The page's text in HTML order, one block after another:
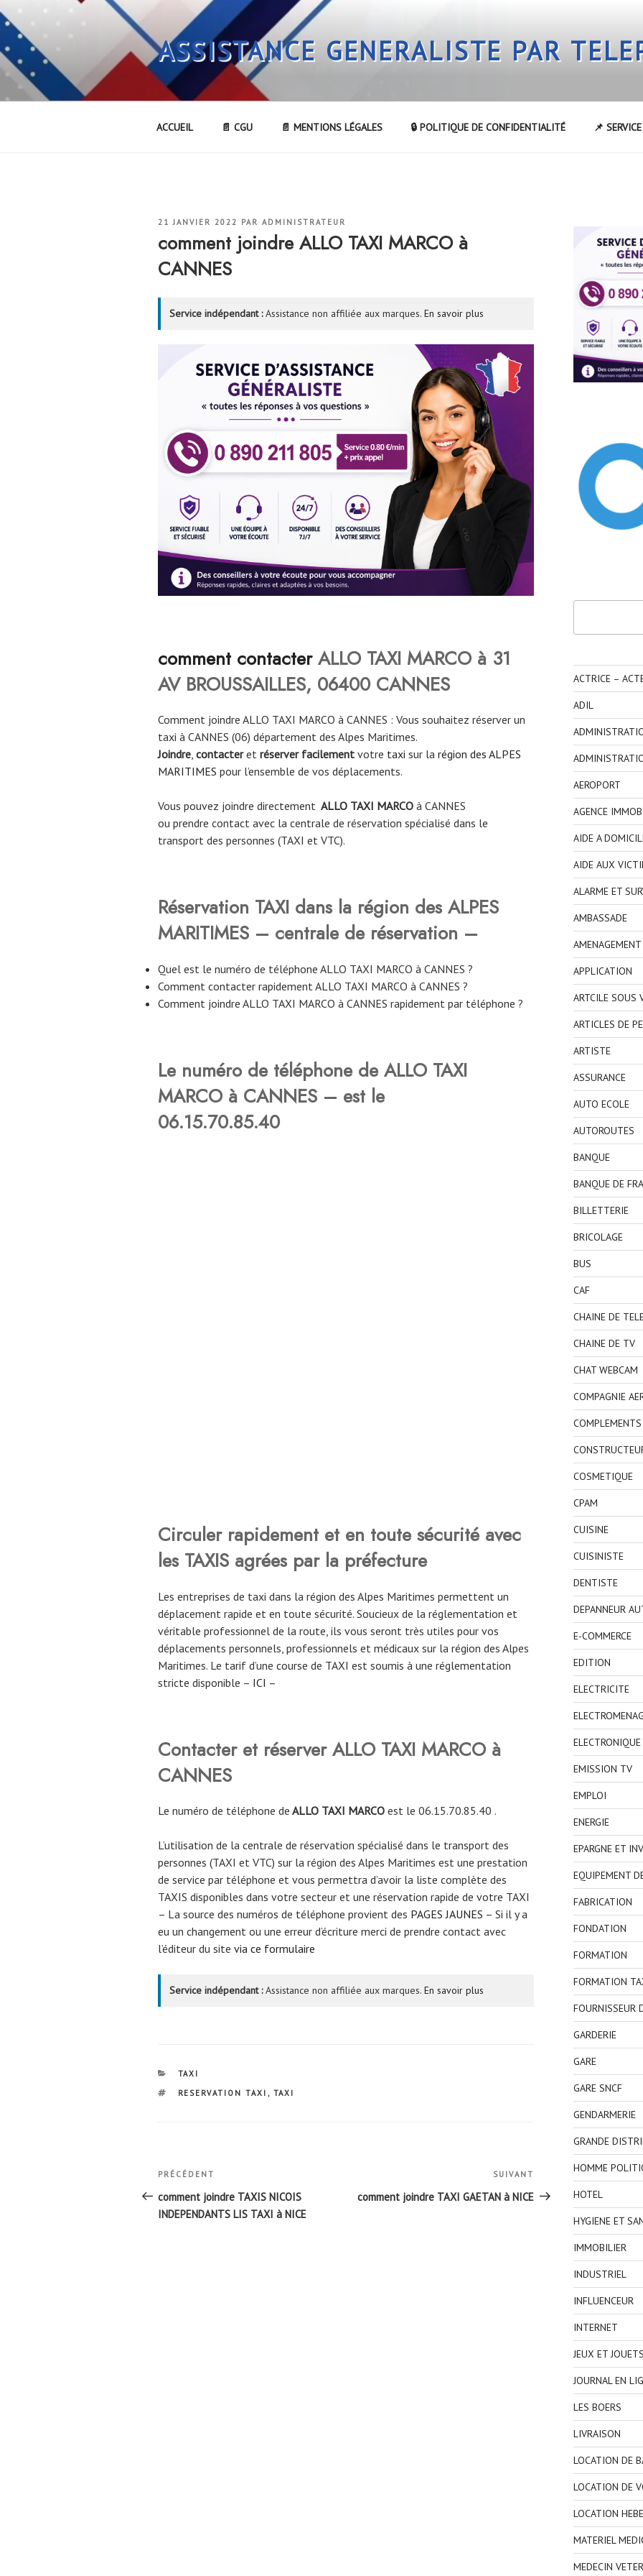
Aller
au
contenu
principal
ASSISTANCE GENERALISTE PAR
ACCUEIL 📄 CGU 📄 MENTIONS LÉGALES 🔒 POLITIQUE DE CONFIDENTIALITÉ 📌
PUBLIÉ
21 JANVIER 2022 PAR ADMINISTRATEUR
comment joindre ALLO TAXI MARCO à
CANNES
Service indépendant :Assistance non affiliée aux marques. En savoir plus
comment contacterALLO TAXI MARCO à 31
AV BROUSSAILLES, 06400 CANNES
Comment joindre ALLO TAXI MARCO à CANNES : Vous souhaitez réserver un
taxi à CANNES (06) département des Alpes Maritimes.
Joindre, contacteret réserver facilement votre taxi sur la région des ALPES
MARITIMES pour l’ensemble de vos déplacements.
Vous pouvez joindre directement ALLO TAXI MARCO à CANNES
ou prendre contact avec la centrale de réservation spécialisé dans le
transport des personnes (TAXI et VTC).
Réservation TAXI dans la région des ALPES
MARITIMES – centrale de réservation –
Quel est le numéro de téléphone ALLO TAXI MARCO à CANNES ?
Comment contacter rapidement ALLO TAXI MARCO à CANNES ?
Comment joindre ALLO TAXI MARCO à CANNES rapidement par téléphone ?
Le numéro de téléphone de ALLO TAXI
MARCO à CANNES – est le
06.15.70.85.40
Circuler rapidement et en toute sécurité avec
les TAXIS agrées par la préfecture
Les entreprises de taxi dans la région des Alpes Maritimes permettent un
déplacement rapide et en toute sécurité. Soucieux de la réglementation et
véritable professionnel de la route, ils vous seront très utiles pour vos
déplacements personnels, professionnels et médicaux sur la région des Alpes
Maritimes. Le tarif d’une course de TAXI est soumis à une réglementation
stricte disponible – ICI –
Contacter et réserver ALLO TAXI MARCO à
CANNES
Le numéro de téléphone de ALLO TAXI MARCO est le 06.15.70.85.40 .
L’utilisation de la centrale de réservation spécialisé dans le transport des
personnes (TAXI et VTC) sur la région des Alpes Maritimes est une prestation
de service par téléphone et vous permettra d’avoir la liste complète des
TAXIS disponibles dans votre secteur et une réservation rapide de votre TAXI
– La source des numéros de téléphone provient des PAGES JAUNES – Si il y a
eu un changement ou une erreur d’écriture merci de prendre contact avec
l’éditeur du site via ce formulaire
Service indépendant :Assistance non affiliée aux marques. En savoir plus
CATÉGORIES
TAXI
ÉTIQUETTES
RESERVATION TAXI , TAXI
Navigation
de
l’article
Article
précédent
PRÉCÉDENT
comment joindre TAXIS NICOIS
INDEPENDANTS LIS TAXI à NICE
suivant
SUIVANT
comment joindre TAXI GAETAN à NICE
ACTRICE –
ADIL
AEROPORT
AGENCE
AIDE A
AIDE AUX
ALARME ET
AMBASSADE
APPLICATION
ARTCILE SOUS
ARTICLES DE
ARTISTE
ASSURANCE
AUTO ECOLE
AUTOROUTES
BANQUE
BANQUE DE
BILLETTERIE
BRICOLAGE
BUS
CAF
CHAINE DE
CHAINE DE TV
CHAT WEBCAM
COMPAGNIE
COSMETIQUE
CPAM
CUISINE
CUISINISTE
DENTISTE
DEPANNEUR
E-COMMERCE
EDITION
ELECTRICITE
EMISSION TV
EMPLOI
ENERGIE
EPARGNE ET
EQUIPEMENT
FABRICATION
FONDATION
FORMATION
FORMATION
FOURNISSEUR
GARDERIE
GARE
GARE SNCF
GENDARMERIE
GRANDE
HOMME
HOTEL
HYGIENE ET
IMMOBILIER
INDUSTRIEL
INFLUENCEUR
INTERNET
JEUX ET JOUETS
JOURNAL EN
LES BOERS
LIVRAISON
LOCATION DE
LOCATION DE
LOCATION
MATERIEL
MEDECIN